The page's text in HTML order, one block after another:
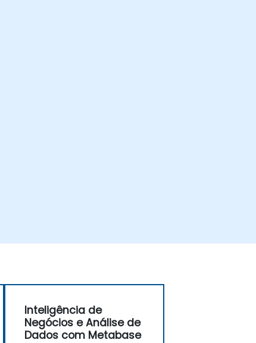
Inteligência de
Negócios e Análise de
Dados com Metabase